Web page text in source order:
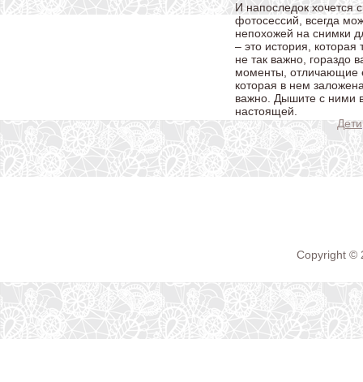
Copyright ©
И напоследок хочется
фотосессий, всегда
непохожей на снимки
– это история, которая
не так важно, гораздо
моменты, отличающие
которая в нем
важно. Дышите с ними
настоящей.
Дети